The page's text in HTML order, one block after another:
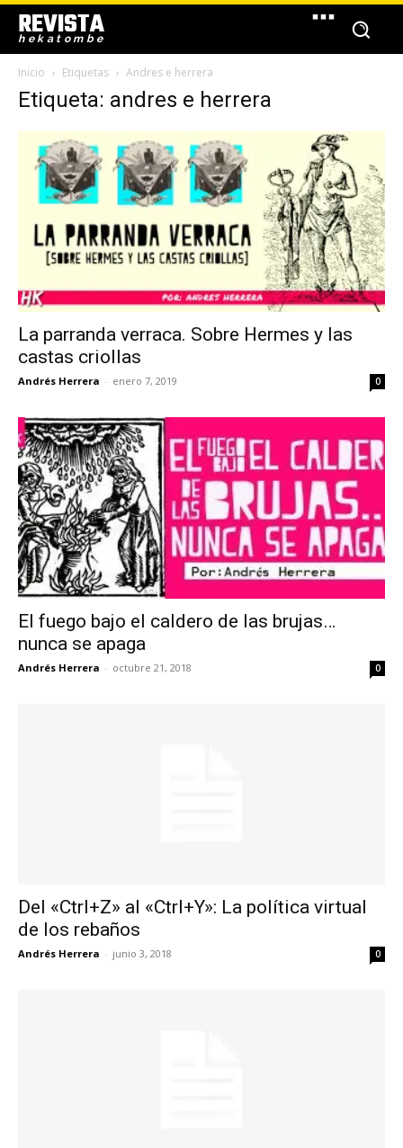
REVISTA
hekatombe
Inicio Etiquetas Andres e herrera
Etiqueta: andres e herrera
La parranda verraca. Sobre Hermes y las
castas criollas
Andrés Herrera - enero 7, 2019 0
El fuego bajo el caldero de las brujas…
nunca se apaga
Andrés Herrera - octubre 21, 2018 0
Del «Ctrl+Z» al «Ctrl+Y»: La política virtual
de los rebaños
Andrés Herrera - junio 3, 2018 0